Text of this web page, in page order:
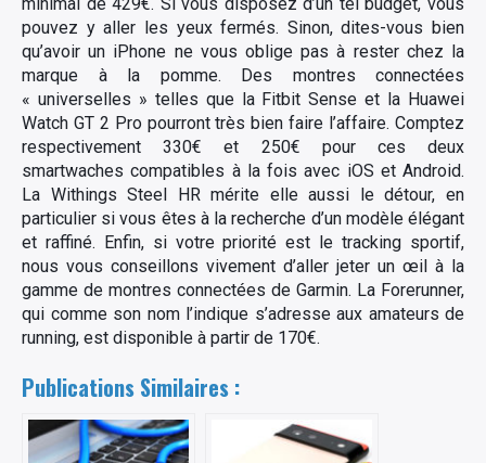
pouvez y aller les yeux fermés. Sinon, dites-vous bien
qu’avoir un iPhone ne vous oblige pas à rester chez la
marque à la pomme. Des montres connectées
« universelles » telles que la Fitbit Sense et la Huawei
Watch GT 2 Pro pourront très bien faire l’affaire. Comptez
respectivement 330€ et 250€ pour ces deux
smartwaches compatibles à la fois avec iOS et Android.
La Withings Steel HR mérite elle aussi le détour, en
particulier si vous êtes à la recherche d’un modèle élégant
et raffiné. Enfin, si votre priorité est le tracking sportif,
nous vous conseillons vivement d’aller jeter un œil à la
gamme de montres connectées de Garmin. La Forerunner,
qui comme son nom l’indique s’adresse aux amateurs de
running, est disponible à partir de 170€.
Publications Similaires :